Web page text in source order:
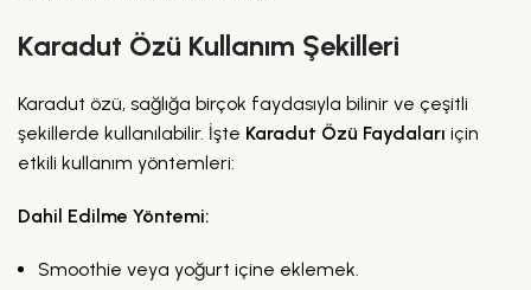
Karadut Özü Kullanım Şekilleri
Karadut özü, sağlığa birçok faydasıyla bilinir ve çeşitli
şekillerde kullanılabilir. İşte Karadut Özü Faydaları için
etkili kullanım yöntemleri:
Dahil Edilme Yöntemi:
Smoothie veya yoğurt içine eklemek.